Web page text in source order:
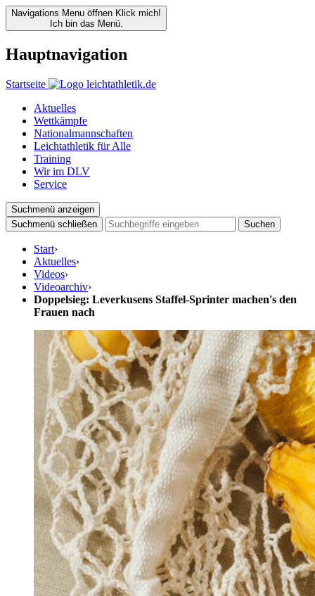
Navigations Menu öffnen Klick mich!
Ich bin das Menü.
Hauptnavigation
Startseite
Aktuelles
Wettkämpfe
Nationalmannschaften
Leichtathletik für Alle
Training
Wir im DLV
Service
Suchmenü anzeigen
Suchmenü schließen
Suchen
Start›
Aktuelles›
Videos›
Videoarchiv›
Doppelsieg: Leverkusens Staffel-Sprinter machen's den
Frauen nach